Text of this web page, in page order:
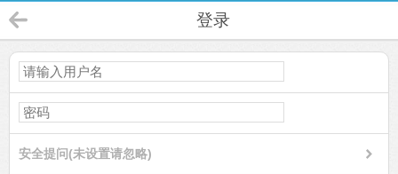
登录
安全提问(未设置请忽略)